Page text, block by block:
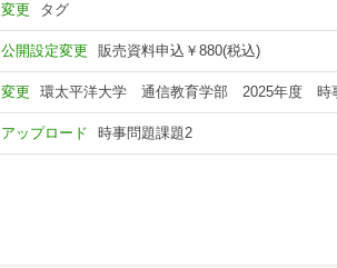
変更 タグ
公開設定変更 販売資料申込￥880(税込)
変更 環太平洋大学 通信教育学部 2025年度 時
アップロード 時事問題課題2